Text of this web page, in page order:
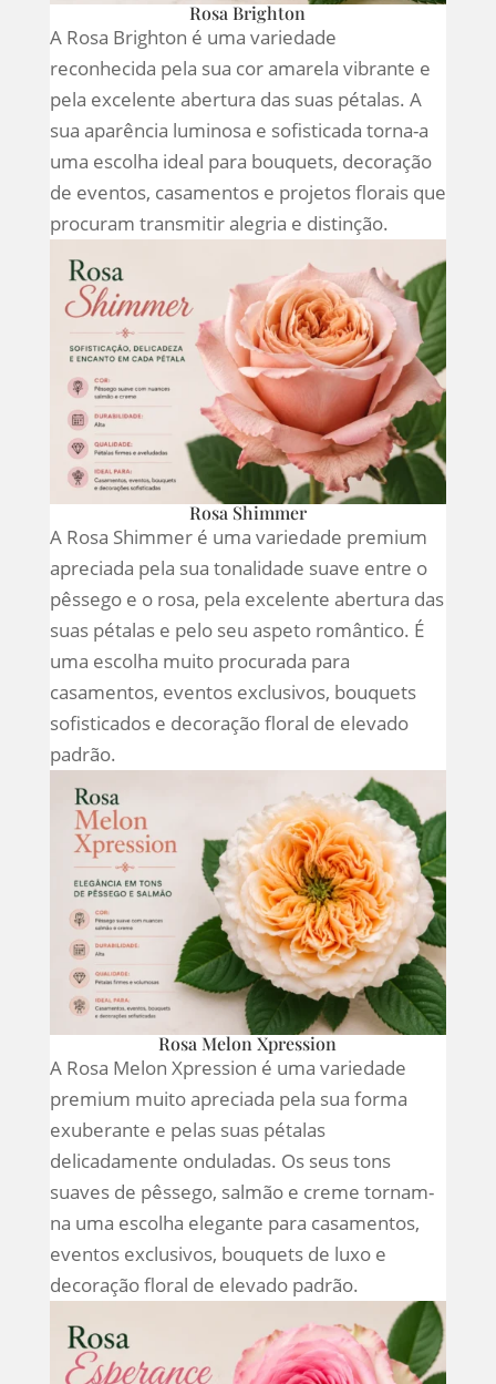
Rosa Brighton
A Rosa Brighton é uma variedade
reconhecida pela sua cor amarela vibrante e
pela excelente abertura das suas pétalas. A
sua aparência luminosa e sofisticada torna-a
uma escolha ideal para bouquets, decoração
de eventos, casamentos e projetos florais que
procuram transmitir alegria e distinção.
Rosa Shimmer
A Rosa Shimmer é uma variedade premium
apreciada pela sua tonalidade suave entre o
pêssego e o rosa, pela excelente abertura das
suas pétalas e pelo seu aspeto romântico. É
uma escolha muito procurada para
casamentos, eventos exclusivos, bouquets
sofisticados e decoração floral de elevado
padrão.
Rosa Melon Xpression
A Rosa Melon Xpression é uma variedade
premium muito apreciada pela sua forma
exuberante e pelas suas pétalas
delicadamente onduladas. Os seus tons
suaves de pêssego, salmão e creme tornam-
na uma escolha elegante para casamentos,
eventos exclusivos, bouquets de luxo e
decoração floral de elevado padrão.